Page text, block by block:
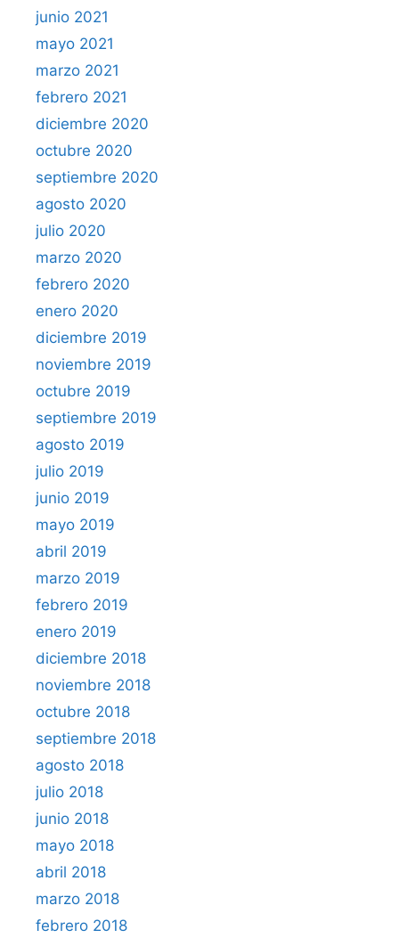
junio 2021
mayo 2021
marzo 2021
febrero 2021
diciembre 2020
octubre 2020
septiembre 2020
agosto 2020
julio 2020
marzo 2020
febrero 2020
enero 2020
diciembre 2019
noviembre 2019
octubre 2019
septiembre 2019
agosto 2019
julio 2019
junio 2019
mayo 2019
abril 2019
marzo 2019
febrero 2019
enero 2019
diciembre 2018
noviembre 2018
octubre 2018
septiembre 2018
agosto 2018
julio 2018
junio 2018
mayo 2018
abril 2018
marzo 2018
febrero 2018